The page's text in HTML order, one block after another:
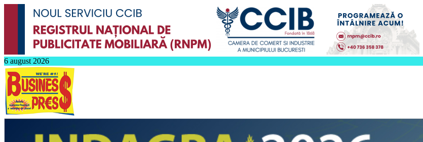
6 august 2026